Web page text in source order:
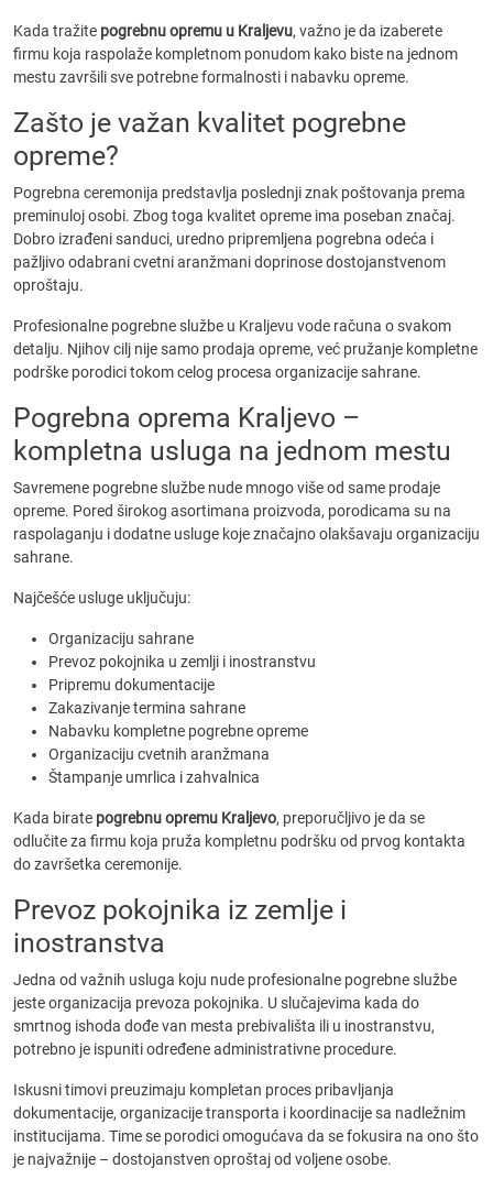
Kada tražite pogrebnu opremu u Kraljevu, važno je da izaberete
firmu koja raspolaže kompletnom ponudom kako biste na jednom
mestu završili sve potrebne formalnosti i nabavku opreme.
Zašto je važan kvalitet pogrebne
opreme?
Pogrebna ceremonija predstavlja poslednji znak poštovanja prema
preminuloj osobi. Zbog toga kvalitet opreme ima poseban značaj.
Dobro izrađeni sanduci, uredno pripremljena pogrebna odeća i
pažljivo odabrani cvetni aranžmani doprinose dostojanstvenom
oproštaju.
Profesionalne pogrebne službe u Kraljevu vode računa o svakom
detalju. Njihov cilj nije samo prodaja opreme, već pružanje kompletne
podrške porodici tokom celog procesa organizacije sahrane.
Pogrebna oprema Kraljevo –
kompletna usluga na jednom mestu
Savremene pogrebne službe nude mnogo više od same prodaje
opreme. Pored širokog asortimana proizvoda, porodicama su na
raspolaganju i dodatne usluge koje značajno olakšavaju organizaciju
sahrane.
Najčešće usluge uključuju:
Organizaciju sahrane
Prevoz pokojnika u zemlji i inostranstvu
Pripremu dokumentacije
Zakazivanje termina sahrane
Nabavku kompletne pogrebne opreme
Organizaciju cvetnih aranžmana
Štampanje umrlica i zahvalnica
Kada birate pogrebnu opremu Kraljevo, preporučljivo je da se
odlučite za firmu koja pruža kompletnu podršku od prvog kontakta
do završetka ceremonije.
Prevoz pokojnika iz zemlje i
inostranstva
Jedna od važnih usluga koju nude profesionalne pogrebne službe
jeste organizacija prevoza pokojnika. U slučajevima kada do
smrtnog ishoda dođe van mesta prebivališta ili u inostranstvu,
potrebno je ispuniti određene administrativne procedure.
Iskusni timovi preuzimaju kompletan proces pribavljanja
dokumentacije, organizacije transporta i koordinacije sa nadležnim
institucijama. Time se porodici omogućava da se fokusira na ono što
je najvažnije – dostojanstven oproštaj od voljene osobe.